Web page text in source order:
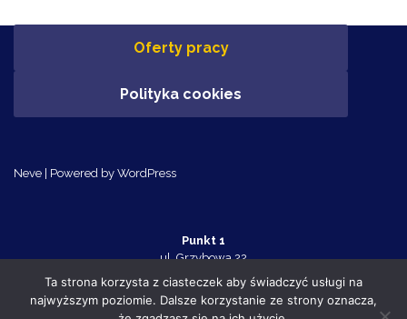
Oferty pracy
Polityka cookies
Neve | Powered by WordPress
Punkt 1
ul. Grzybowa 22
Police 72-010
tel. 91 455 70 32
Ta strona korzysta z ciasteczek aby świadczyć usługi na
najwyższym poziomie. Dalsze korzystanie ze strony oznacza,